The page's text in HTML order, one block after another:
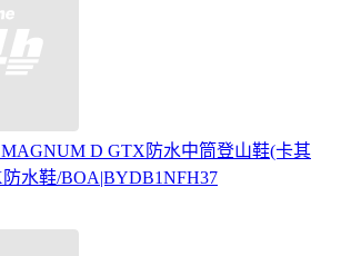
D GTX防水中筒登山鞋(卡其
水鞋/BOA|BYDB1NFH37